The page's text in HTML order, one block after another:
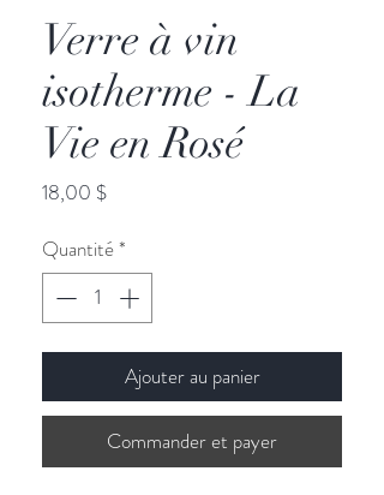
Verre à vin
isotherme - La
Vie en Rosé
18,00 $Prix
Quantité*
Ajouter au panier
Commander et payer